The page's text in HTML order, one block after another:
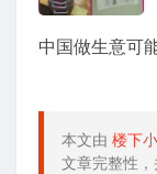
中国做生意可
本文由 楼下
文章完整性